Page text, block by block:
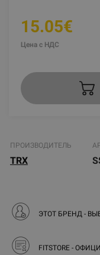
15.05€
Цена с НДС
ПРОИЗВОДИТЕЛЬ
TRX
ЭТОТ БРЕНД -
FITSTORE -